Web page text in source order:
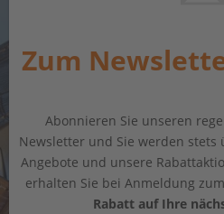
Zum
Abonnieren Sie unseren
Newsletter und Sie werden stets
Angebote und unsere
erhalten Sie bei Anmeldung
Rabatt auf Ihre